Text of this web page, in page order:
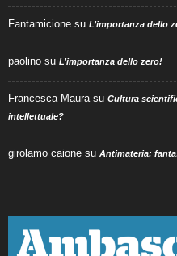
Fantamicione su L’importanza dello
paolino su L’importanza dello zero!
Francesca Maura su Cultura
intellettuale?
girolamo caione su Antimateria: